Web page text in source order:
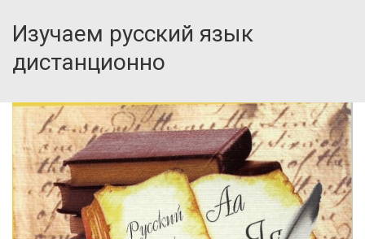
Изучаем русский язык
дистанционно